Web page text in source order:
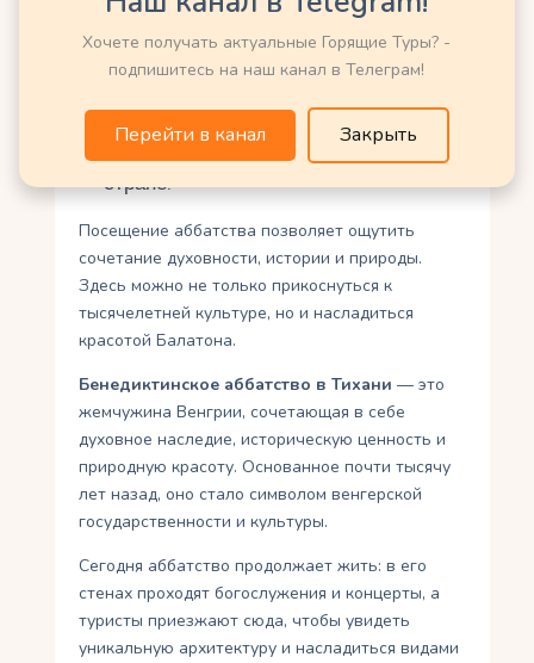
здесь хранится один из первых
памятников венгерского языка;
архитектура и искусство аббатства
расположение на Балатоне делает его
одним из самых красивых мест в
стране.
Посещение аббатства позволяет ощутить
сочетание духовности, истории и природы.
Здесь можно не только прикоснуться к
тысячелетней культуре, но и насладиться
красотой Балатона.
Бенедиктинское аббатство в Тихани — это
жемчужина Венгрии, сочетающая в себе
духовное наследие, историческую ценность и
природную красоту. Основанное почти тысячу
лет назад, оно стало символом венгерской
государственности и культуры.
Сегодня аббатство продолжает жить: в его
стенах проходят богослужения и концерты, а
туристы приезжают сюда, чтобы увидеть
уникальную архитектуру и насладиться видами
Хочете получать актуальные Горящие Туры? -
подпишитесь на наш канал в Телеграм!
Перейти в канал Закрыть